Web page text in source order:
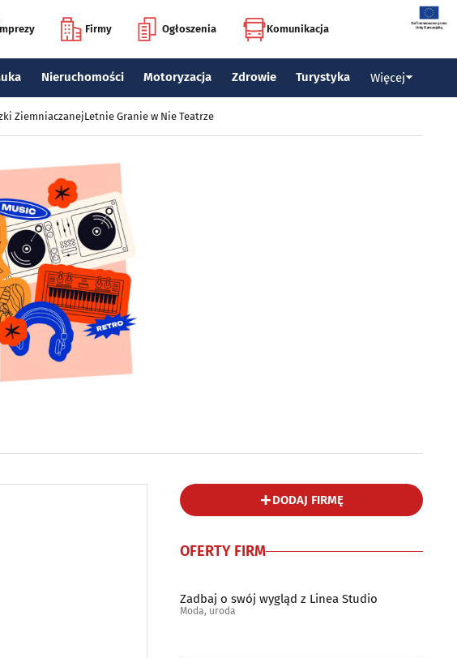
Firmy Ogłoszenia Komunikacja
Nieruchomości Motoryzacja Zdrowie Turystyka Więcej
ZiemniaczanejLetnie Granie w Nie Teatrze
DODAJ FIRMĘ
OFERTY FIRM
Zadbaj o swój wygląd z Linea Studio
Moda, uroda